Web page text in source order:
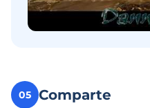
05 Comparte